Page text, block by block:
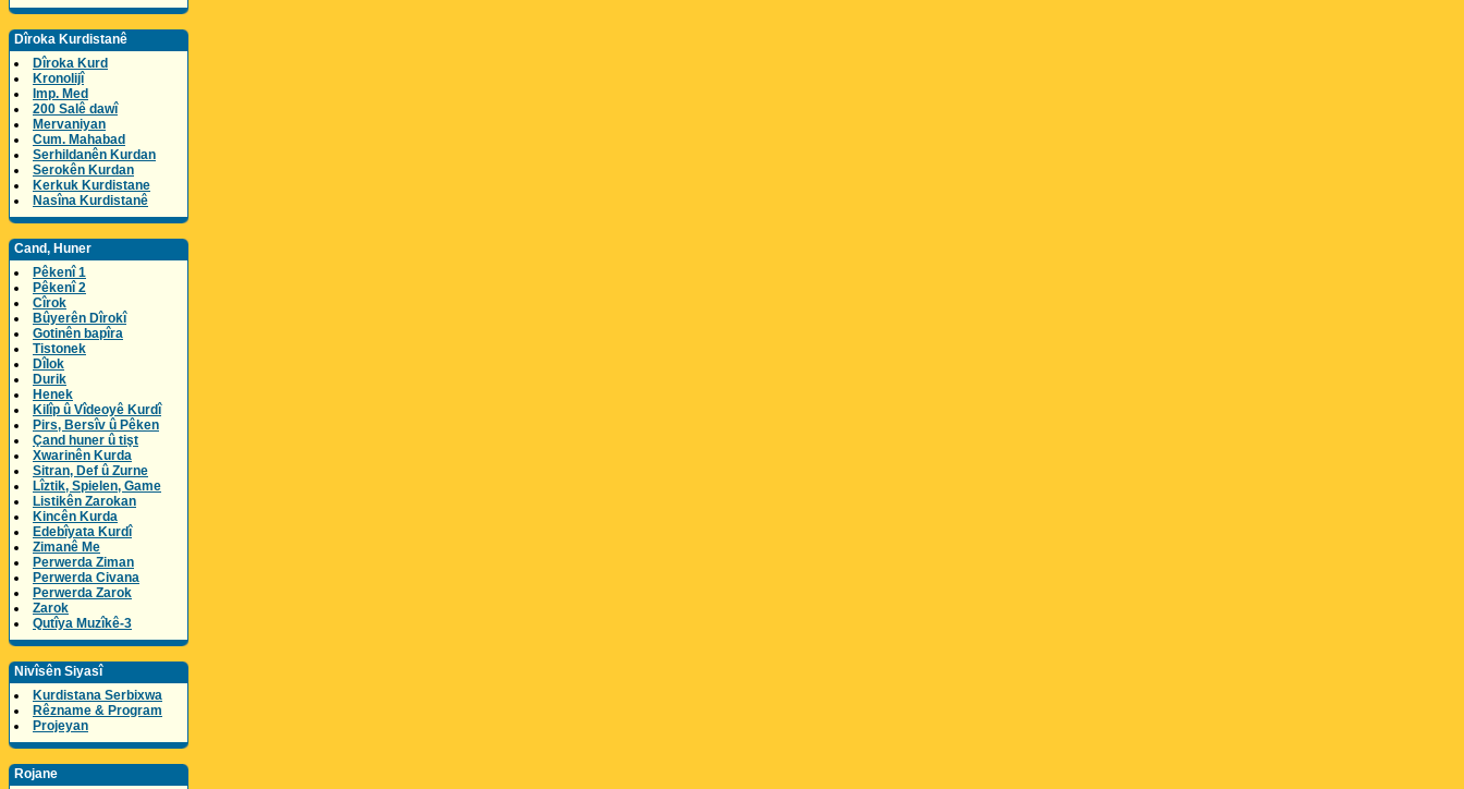
Dîroka Kurdistanê
Dîroka Kurd
Kronolijî
Imp. Med
200 Salê dawî
Mervaniyan
Cum. Mahabad
Serhildanên Kurdan
Serokên Kurdan
Kerkuk Kurdistane
Nasîna Kurdistanê
Cand, Huner
Pêkenî 1
Pêkenî 2
Cîrok
Bûyerên Dîrokî
Gotinên bapîra
Tistonek
Dîlok
Durik
Henek
Kilîp û Vîdeoyê Kurdî
Pirs, Bersîv û Pêken
Çand huner û tişt
Xwarinên Kurda
Sitran, Def û Zurne
Lîztik, Spielen, Game
Listikên Zarokan
Kincên Kurda
Edebîyata Kurdî
Zimanê Me
Perwerda Ziman
Perwerda Civana
Perwerda Zarok
Zarok
Qutîya Muzîkê-3
Nivîsên Siyasî
Kurdistana Serbixwa
Rêzname & Program
Projeyan
Rojane